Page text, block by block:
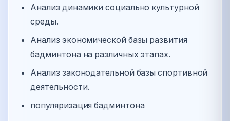
Анализ динамики социально культурной
среды.
Анализ экономической базы развития
бадминтона на различных этапах.
Анализ законодательной базы спортивной
деятельности.
популяризация бадминтона